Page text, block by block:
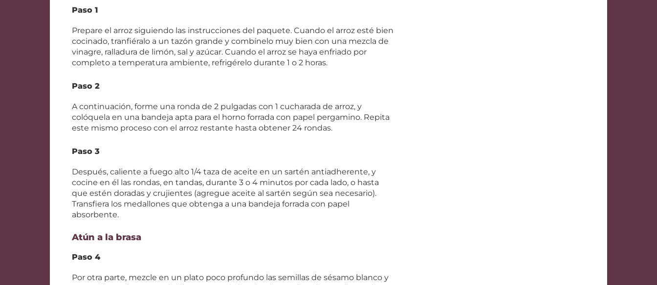
Paso 1
Prepare el arroz siguiendo las instrucciones del paquete. Cuando el arroz esté bien
cocinado, tranfiéralo a un tazón grande y combínelo muy bien con una mezcla de
vinagre, ralladura de limón, sal y azúcar. Cuando el arroz se haya enfriado por
completo a temperatura ambiente, refrigérelo durante 1 o 2 horas.
Paso 2
A continuación, forme una ronda de 2 pulgadas con 1 cucharada de arroz, y
colóquela en una bandeja apta para el horno forrada con papel pergamino. Repita
este mismo proceso con el arroz restante hasta obtener 24 rondas.
Paso 3
Después, caliente a fuego alto 1/4 taza de aceite en un sartén antiadherente, y
cocine en él las rondas, en tandas, durante 3 o 4 minutos por cada lado, o hasta
que estén doradas y crujientes (agregue aceite al sartén según sea necesario).
Transfiera los medallones que obtenga a una bandeja forrada con papel
absorbente.
Atún a la brasa
Paso 4
Por otra parte, mezcle en un plato poco profundo las semillas de sésamo blanco y